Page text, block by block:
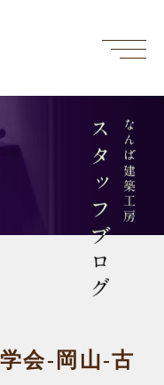
なんば建築工房
スタッフブログ
会-岡山-古